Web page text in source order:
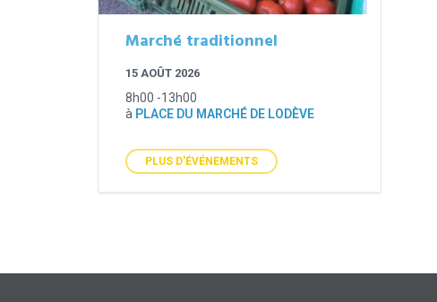
Marché traditionnel
15 AOÛT 2026
8h00 -13h00
à PLACE DU MARCHÉ DE LODÈVE
PLUS D'ÉVÉNEMENTS